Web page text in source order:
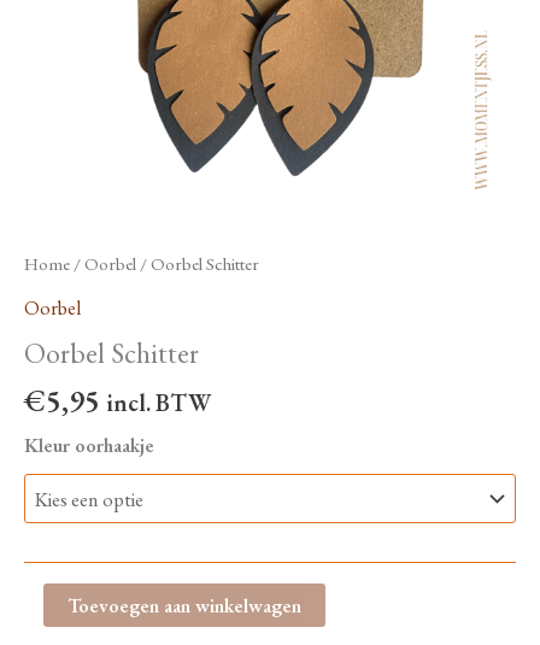
Home /Oorbel / Oorbel Schitter
Oorbel
Oorbel Schitter
€5,95 incl. BTW
Kleur oorhaakje
Oorbel
Schitter
Toevoegen aan winkelwagen